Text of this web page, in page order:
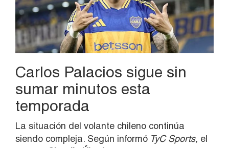
Carlos Palacios sigue sin
sumar minutos esta
temporada
La situación del volante chileno continúa
siendo compleja. Según informó TyC Sports, el